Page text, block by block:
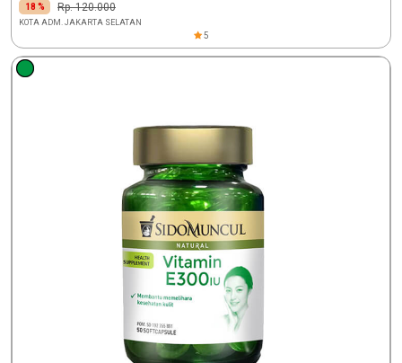
18 % Rp. 120.000
KOTA ADM. JAKARTA SELATAN
5